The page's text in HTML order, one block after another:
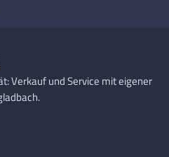
Verkauf und Service mit eigener